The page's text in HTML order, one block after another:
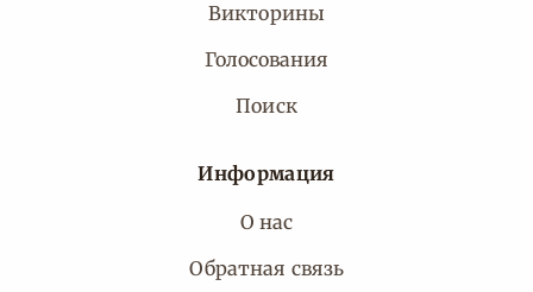
Викторины
Голосования
Поиск
Информация
О нас
Обратная связь